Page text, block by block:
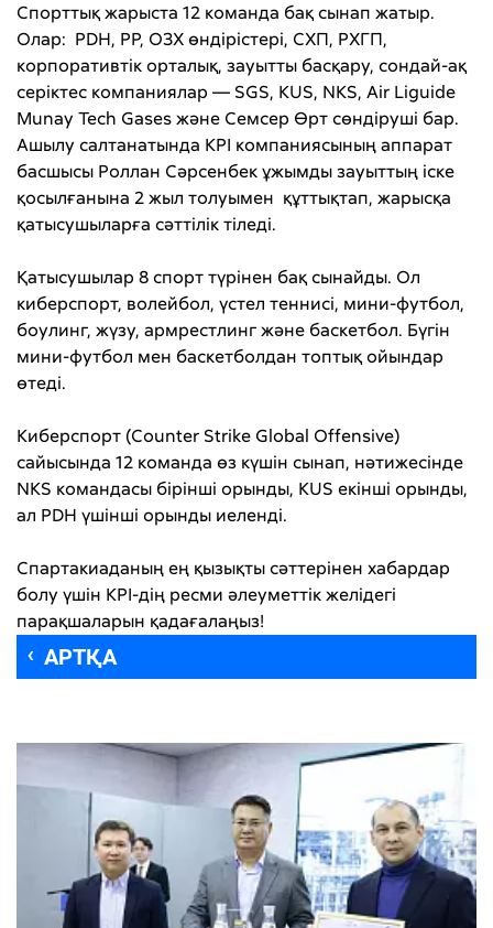
Спорттық жарыста 12 команда бақ сынап жатыр.
Олар: PDH, РР, ОЗХ өндірістері, СХП, РХГП,
корпоративтік орталық, зауытты басқару, сондай-ақ
серіктес компаниялар — SGS, KUS, NKS, Air Liguide
Munay Tech Gases және Семсер Өрт сөндіруші бар.
Ашылу салтанатында КРІ компаниясының аппарат
басшысы Роллан Сәрсенбек ұжымды зауыттың іске
қосылғанына 2 жыл толуымен құттықтап, жарысқа
қатысушыларға сәттілік тіледі.
Қатысушылар 8 спорт түрінен бақ сынайды. Ол
киберспорт, волейбол, үстел теннисі, мини-футбол,
боулинг, жүзу, армрестлинг және баскетбол. Бүгін
мини-футбол мен баскетболдан топтық ойындар
өтеді.
Киберспорт (Counter Strike Global Offensive)
сайысында 12 команда өз күшін сынап, нәтижесінде
NKS командасы бірінші орынды, KUS екінші орынды,
ал PDH үшінші орынды иеленді.
Спартакиаданың ең қызықты сәттерінен хабардар
болу үшін КРІ-дің ресми әлеуметтік желідегі
парақшаларын қадағалаңыз!
АРТҚА